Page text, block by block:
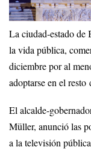
La ciudad-estado de
la vida pública,
diciembre por al
adoptarse en el resto
El alcalde-
Müller, anunció las
a la televisión